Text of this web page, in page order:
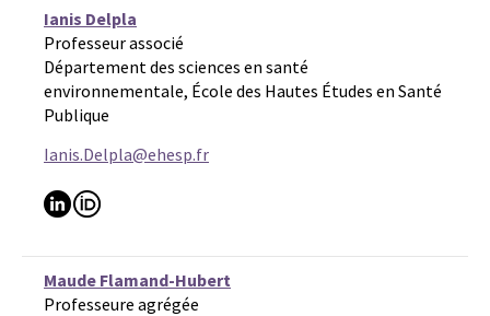
Ianis Delpla
Professeur associé
Département des sciences en santé
environnementale, École des Hautes Études en Santé
Publique
Ianis.Delpla@ehesp.fr
Maude Flamand-Hubert
Professeure agrégée